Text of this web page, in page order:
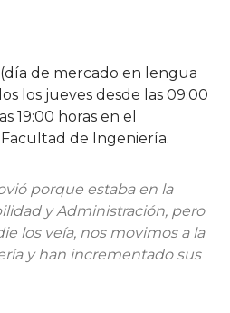
de mercado en lengua
los jueves desde las 09:00
19:00 horas en el
de Ingeniería.
porque estaba en la
y Administración, pero
los veía, nos movimos a la
y han incrementado sus